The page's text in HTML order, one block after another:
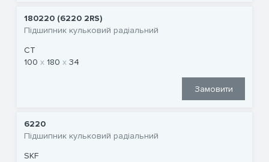
180220 (6220 2RS)
Підшипник кульковий радіальний
CT
100
180 34
Замовити
6220
Підшипник кульковий радіальний
SKF